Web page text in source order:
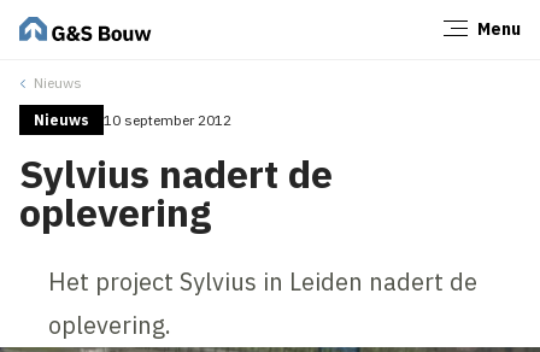
Menu
Nieuws
Nieuws 10 september 2012
Sylvius nadert de
oplevering
Het project Sylvius in Leiden nadert de
oplevering.
Sluiten